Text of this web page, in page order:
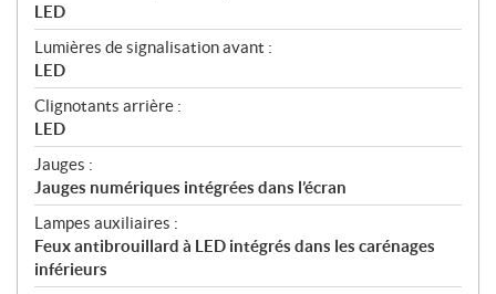
LED
Lumières de signalisation avant :
LED
Clignotants arrière :
LED
Jauges :
Jauges numériques intégrées dans l’écran
Lampes auxiliaires :
Feux antibrouillard à LED intégrés dans les carénages
inférieurs